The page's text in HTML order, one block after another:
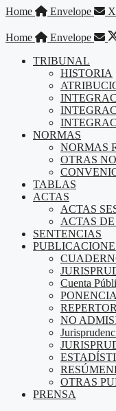
Saltar
contenido
Home Envelope
Home Envelope
TRIBUNAL
HISTORIA
NORMAS
NORMAS
OTRAS
TABLAS
ACTAS
ACTAS
ACTAS
SENTENCIAS
Cuenta
NO
OTRAS
PRENSA